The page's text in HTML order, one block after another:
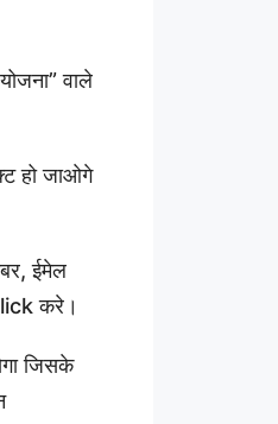
वाले
हो जाओगे
ईमेल
करे।
जिसके